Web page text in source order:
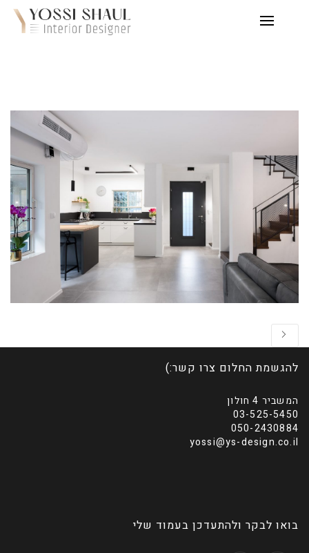
להגשמת החלום צרו קשר:)
המשביר 4 חולון
03-525-5450
050-2430884
yossi@ys-design.co.il
בואו לבקר ולהתעדכן בעמוד שלי